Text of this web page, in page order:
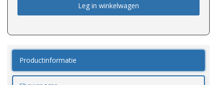
Leg in winkelwagen
Productinformatie